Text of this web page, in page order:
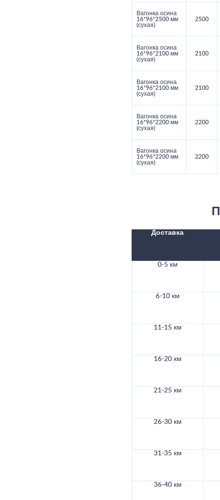
Вагонка осина
16*96*2500 мм
(сухая)
2500
Вагонка осина
16*96*2100 мм
(сухая)
2100
Вагонка осина
16*96*2100 мм
(сухая)
2100
Вагонка осина
16*96*2200 мм
(сухая)
2200
Вагонка осина
16*96*2200 мм
(сухая)
2200
Доставка
0-5 км
6-10 км
11-15 км
16-20 км
21-25 км
26-30 км
31-35 км
36-40 км